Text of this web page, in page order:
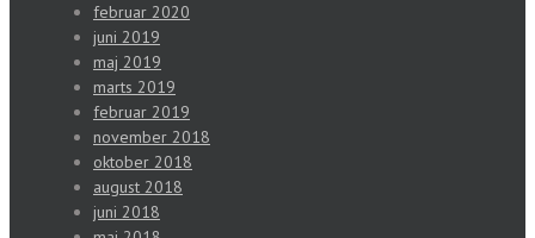
februar 2020
juni 2019
maj 2019
marts 2019
februar 2019
november 2018
oktober 2018
august 2018
juni 2018